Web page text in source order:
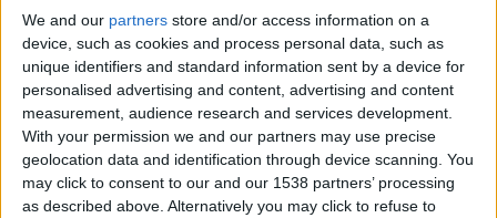
We and our partners store and/or access information on a
device, such as cookies and process personal data, such as
unique identifiers and standard information sent by a device for
personalised advertising and content, advertising and content
measurement, audience research and services development.
With your permission we and our partners may use precise
geolocation data and identification through device scanning. You
may click to consent to our and our 1538 partners’ processing
as described above. Alternatively you may click to refuse to
Il y aura toujours un derby de la Côte d’Azur en Ligue 1 la
saison prochaine. Le barrage retour entre l’OGC Nice et l’AS
Saint-Étienne a été remporté par le club voisin et rival de l’AS
Monaco(4-1, 0-0 à l’aller) , qui assure son maintien dans l’élite.
Ce résultat acte la fin de saison et permet de compléter par la